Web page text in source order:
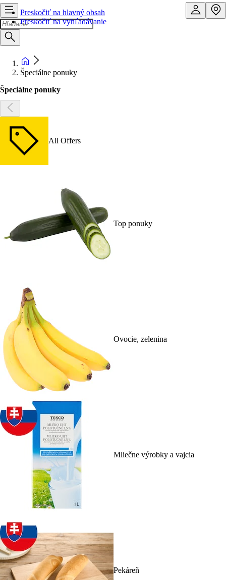
Preskočiť na hlavný obsah
Preskočiť na vyhľadávanie
Špeciálne ponuky
Špeciálne ponuky
All Offers
Top ponuky
Ovocie, zelenina
Mliečne výrobky a vajcia
Pekáreň